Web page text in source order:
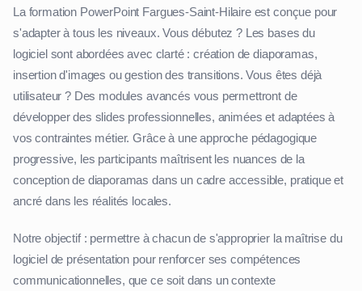
La formation PowerPoint Fargues-Saint-Hilaire est conçue pour
s'adapter à tous les niveaux. Vous débutez ? Les bases du
logiciel sont abordées avec clarté : création de diaporamas,
insertion d'images ou gestion des transitions. Vous êtes déjà
utilisateur ? Des modules avancés vous permettront de
développer des slides professionnelles, animées et adaptées à
vos contraintes métier. Grâce à une approche pédagogique
progressive, les participants maîtrisent les nuances de la
conception de diaporamas dans un cadre accessible, pratique et
ancré dans les réalités locales.
Notre objectif : permettre à chacun de s'approprier la maîtrise du
logiciel de présentation pour renforcer ses compétences
communicationnelles, que ce soit dans un contexte